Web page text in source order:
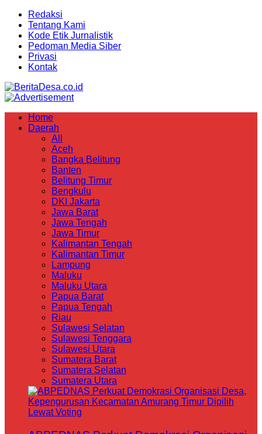
Redaksi
Tentang Kami
Kode Etik Jurnalistik
Pedoman Media Siber
Privasi
Kontak
Home
Daerah
All
Aceh
Bangka Belitung
Banten
Belitung Timur
Bengkulu
DKI Jakarta
Jawa Barat
Jawa Tengah
Jawa Timur
Kalimantan Tengah
Kalimantan Timur
Lampung
Maluku
Maluku Utara
Papua Barat
Papua Tengah
Riau
Sulawesi Selatan
Sulawesi Tenggara
Sulawesi Utara
Sumatera Barat
Sumatera Selatan
Sumatera Utara